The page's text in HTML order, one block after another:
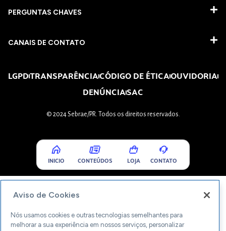
PERGUNTAS CHAVES​
CANAIS DE CONTATO
LGPDTRANSPARÊNCIACÓDIGO DE ÉTICAOUVIDORIA
DENÚNCIASAC
© 2024 Sebrae/PR. Todos os direitos reservados.
INICIO CONTEÚDOS LOJA CONTATO
Aviso de Cookies
Nós usamos cookies e outras tecnologias semelhantes para
melhorar a sua experiência em nossos serviços, personalizar